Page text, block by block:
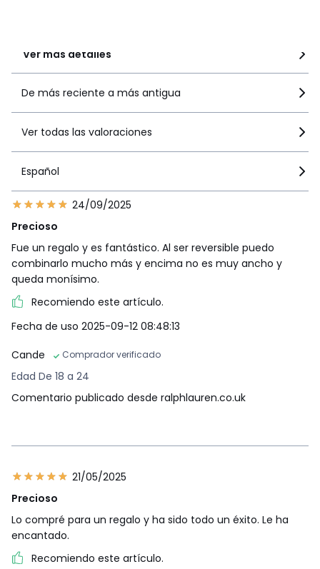
Ver más detalles
De más reciente a más antigua
Ver todas las valoraciones
Español
24/09/2025
Precioso
Fue un regalo y es fantástico. Al ser reversible puedo
combinarlo mucho más y encima no es muy ancho y
queda monísimo.
Recomiendo este artículo.
Fecha de uso 2025-09-12 08:48:13
Cande
Comprador verificado
Edad De 18 a 24
Comentario publicado desde ralphlauren.co.uk
21/05/2025
Precioso
Lo compré para un regalo y ha sido todo un éxito. Le ha
encantado.
Recomiendo este artículo.